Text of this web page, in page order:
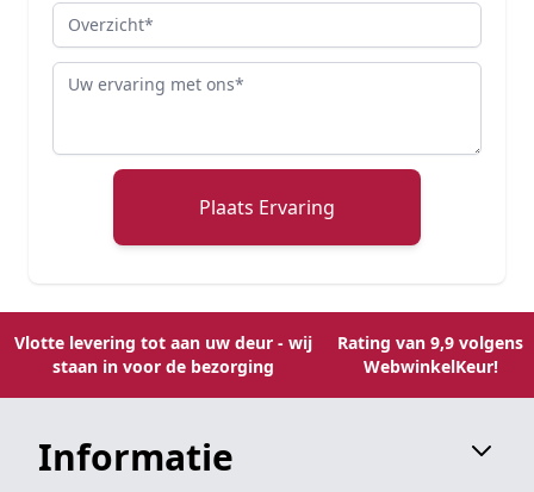
Overzicht
Review
Plaats Ervaring
Vlotte levering tot aan uw deur - wij
staan in voor de bezorging
Rating van 9,9 volgens
WebwinkelKeur!
Informatie